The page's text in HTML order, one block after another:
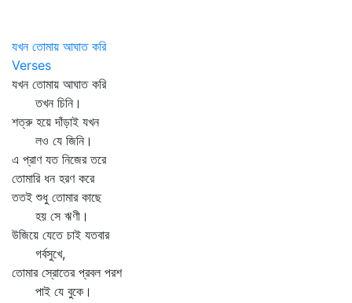
যখন তোমায় আঘাত করি
Verses
যখন তোমায় আঘাত করি
তখন চিনি।
শত্রু হয়ে দাঁড়াই যখন
লও যে জিনি।
এ প্রাণ যত নিজের তরে
তোমারি ধন হরণ করে
ততই শুধু তোমার কাছে
হয় সে ঋণী।
উজিয়ে যেতে চাই যতবার
গর্বসুখে,
তোমার স্রোতের প্রবল পরশ
পাই যে বুকে।